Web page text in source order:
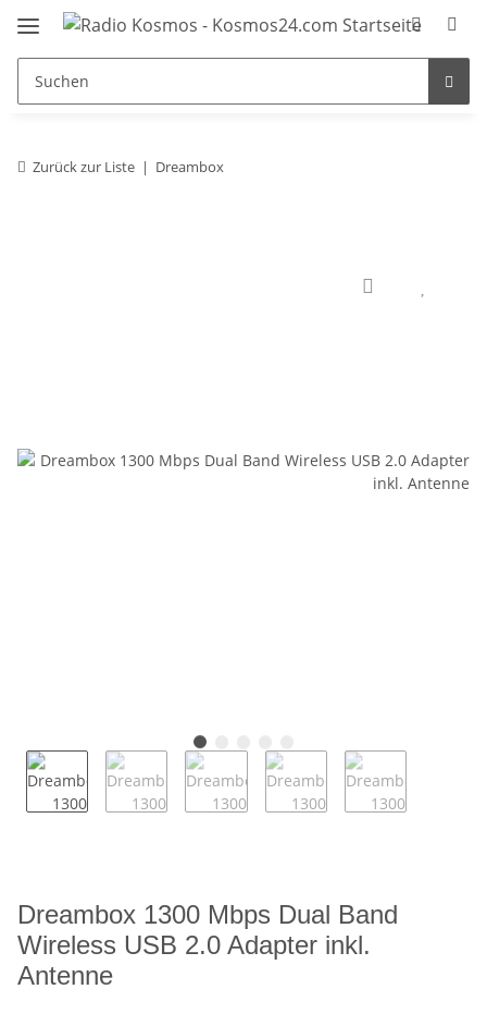
Zurück zur Liste Dreambox
Dreambox 1300 Mbps Dual Band
Wireless USB 2.0 Adapter inkl.
Antenne